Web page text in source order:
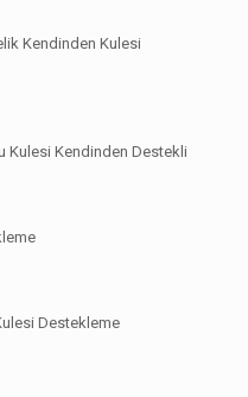
Kendinden Kulesi
Kulesi Kendinden Destekli
Destekleme